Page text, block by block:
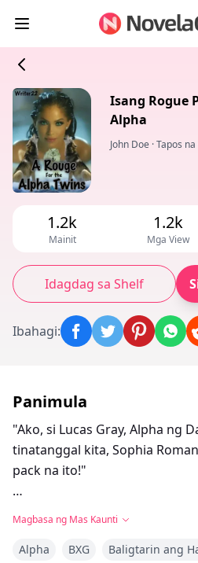
Isang Rogue
Alpha
John Doe ·Tapos na
1.2k
Mainit
1.2k
Mga View
Idagdag sa Shelf
Ibahagi:
Panimula
"Ako, si Lucas Gray, Alpha ng
tinatanggal kita, Sophia
pack na ito!"
niya ng apat na taon na mas
Magbasa ng Mas Kaunti
Alpha BXG Baligtarin ang